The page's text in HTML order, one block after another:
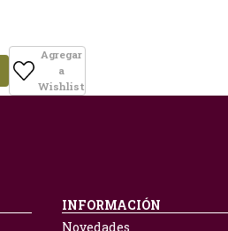
Agregar
a
Wishlist
INFORMACIÓN
Novedades